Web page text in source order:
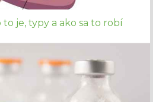
je, typy a ako sa to robí